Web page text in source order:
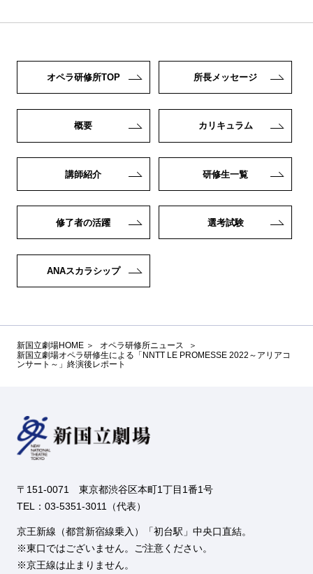
オペラ研修所TOP 所長メッセージ
概要 カリキュラム
講師紹介 研修生一覧
修了者の活躍 選考試験
ANAスカラシップ
新国立劇場HOME
オペラ研修所ニュース
新国立劇場オペラ研修生による「NNTT LE PROMESSE 2022～アリアコ
ンサート～」終演後レポート
〒151-0071 東京都渋谷区本町1丁目1番1号
TEL：03-5351-3011（代表）
京王新線（都営新宿線乗入）「初台駅」中央口直結。
東口ではございません。ご注意ください。
京王線は止まりません。